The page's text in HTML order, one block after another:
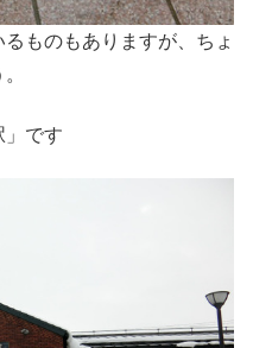
ものもありますが、ちょ
」です